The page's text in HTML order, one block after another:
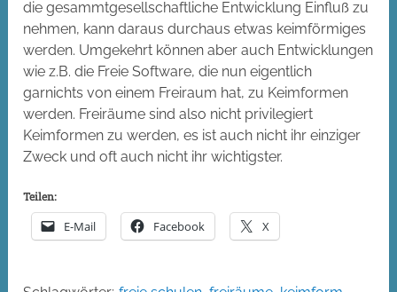
die gesammtgesellschaftliche Entwicklung Einfluß zu
nehmen, kann daraus durchaus etwas keimförmiges
werden. Umgekehrt können aber auch Entwicklungen
wie z.B. die Freie Software, die nun eigentlich
garnichts von einem Freiraum hat, zu Keimformen
werden. Freiräume sind also nicht privilegiert
Keimformen zu werden, es ist auch nicht ihr einziger
Zweck und oft auch nicht ihr wichtigster.
Teilen:
E-Mail Facebook X